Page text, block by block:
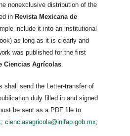
nonexclusive distribution of the
in Revista Mexicana de
include it into an institutional
as long as it is clearly and
was published for the first
Ciencias Agrícolas
shall send the Letter-transfer of
duly filled in and signed
be sent as a PDF file to:
; cienciasagricola@inifap.gob.mx;